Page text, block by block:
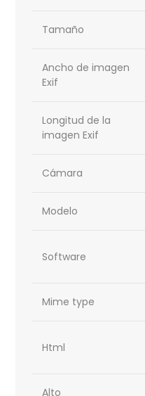
Tamaño
Ancho de imagen
Exif
Longitud de la
imagen Exif
Cámara
Modelo
Software
Mime type
Html
Alto